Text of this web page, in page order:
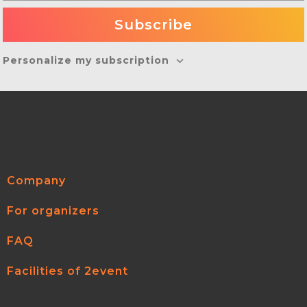
Personalize my subscription
Company
For organizers
FAQ
Facilities of 2event